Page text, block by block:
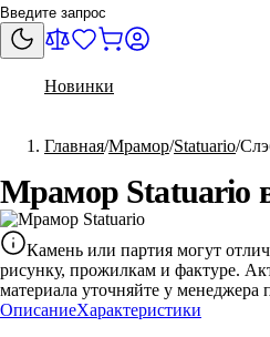
Новинки
Главная Мрамор Statuario
Мрамор Statuario
Камень или партия могут
рисунку, прожилкам и фактуре.
материала уточняйте у менеджера
ОписаниеХарактеристики